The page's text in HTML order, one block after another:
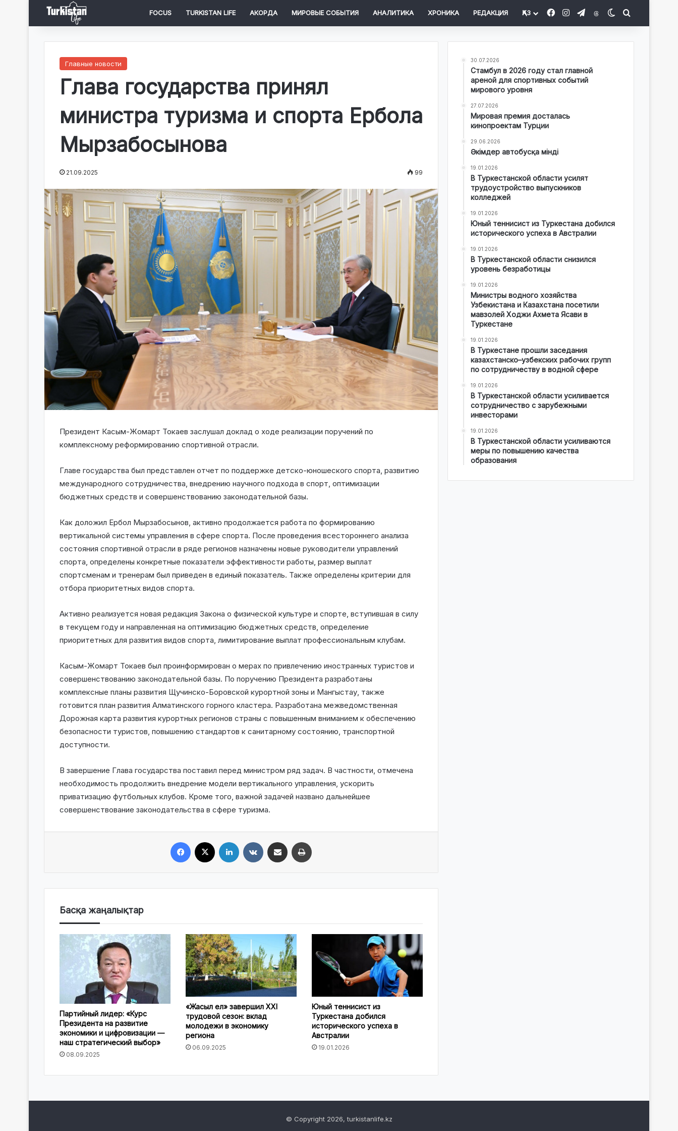
FOCUS TURKISTAN LIFE АКОРДА МИРОВЫЕ СОБЫТИЯ АНАЛИТИКА ХРОНИКА РЕДАКЦИЯ ҚАЗ FacebookInstagram
TelegramThreadsSwitch skin
Главные новости
Глава государства принял
министра туризма и спорта Ербола
Мырзабосынова
21.09.2025 99
Президент Касым-Жомарт Токаев заслушал доклад о ходе реализации поручений по
комплексному реформированию спортивной отрасли.
Главе государства был представлен отчет по поддержке детско-юношеского спорта, развитию
международного сотрудничества, внедрению научного подхода в спорт, оптимизации
бюджетных средств и совершенствованию законодательной базы.
Как доложил Ербол Мырзабосынов, активно продолжается работа по формированию
вертикальной системы управления в сфере спорта. После проведения всестороннего анализа
состояния спортивной отрасли в ряде регионов назначены новые руководители управлений
спорта, определены конкретные показатели эффективности работы, размер выплат
спортсменам и тренерам был приведен в единый показатель. Также определены критерии для
отбора приоритетных видов спорта.
Активно реализуется новая редакция Закона о физической культуре и спорте, вступившая в силу
в текущем году и направленная на оптимизацию бюджетных средств, определение
приоритетных для развития видов спорта, лимитирование выплат профессиональным клубам.
Касым-Жомарт Токаев был проинформирован о мерах по привлечению иностранных туристов и
совершенствованию законодательной базы. По поручению Президента разработаны
комплексные планы развития Щучинско-Боровской курортной зоны и Мангыстау, также
готовится план развития Алматинского горного кластера. Разработана межведомственная
Дорожная карта развития курортных регионов страны с повышенным вниманием к обеспечению
безопасности туристов, повышению стандартов к санитарному состоянию, транспортной
доступности.
В завершение Глава государства поставил перед министром ряд задач. В частности, отмечена
необходимость продолжить внедрение модели вертикального управления, ускорить
приватизацию футбольных клубов. Кроме того, важной задачей названо дальнейшее
совершенствование законодательства в сфере туризма.
Басқа жаңалықтар
Партийный лидер: «Курс
Президента на развитие
экономики и цифровизации —
наш стратегический выбор»
08.09.2025
«Жасыл ел» завершил XXI
трудовой сезон: вклад
молодежи в экономику
региона
06.09.2025
Юный теннисист из
Туркестана добился
исторического успеха в
Австралии
19.01.2026
30.07.2026
Стамбул в 2026 году стал главной
ареной для спортивных событий
мирового уровня
27.07.2026
Мировая премия досталась
кинопроектам Турции
29.06.2026
Әкімдер автобусқа мінді
19.01.2026
В Туркестанской области усилят
трудоустройство выпускников
колледжей
19.01.2026
Юный теннисист из Туркестана добился
исторического успеха в Австралии
19.01.2026
В Туркестанской области снизился
уровень безработицы
19.01.2026
Министры водного хозяйства
Узбекистана и Казахстана посетили
мавзолей Ходжи Ахмета Ясави в
Туркестане
19.01.2026
В Туркестане прошли заседания
казахстанско–узбекских рабочих групп
по сотрудничеству в водной сфере
19.01.2026
В Туркестанской области усиливается
сотрудничество с зарубежными
инвесторами
19.01.2026
В Туркестанской области усиливаются
меры по повышению качества
образования
© Copyright 2026, turkistanlife.kz